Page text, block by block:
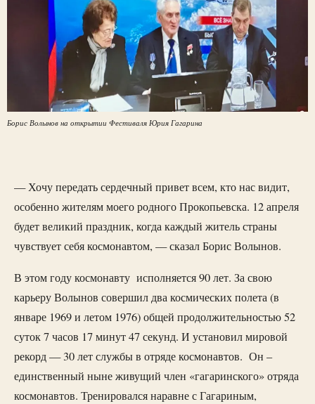
Борис Волынов на открытии Фестиваля Юрия Гагарина
— Хочу передать сердечный привет всем, кто нас видит,
особенно жителям моего родного Прокопьевска. 12 апреля
будет великий праздник, когда каждый житель страны
чувствует себя космонавтом, — сказал Борис Волынов.
В этом году космонавту исполняется 90 лет. За свою
карьеру Волынов совершил два космических полета (в
январе 1969 и летом 1976) общей продолжительностью 52
суток 7 часов 17 минут 47 секунд. И установил мировой
рекорд — 30 лет службы в отряде космонавтов. Он –
единственный ныне живущий член «гагаринского» отряда
космонавтов. Тренировался наравне с Гагариным,